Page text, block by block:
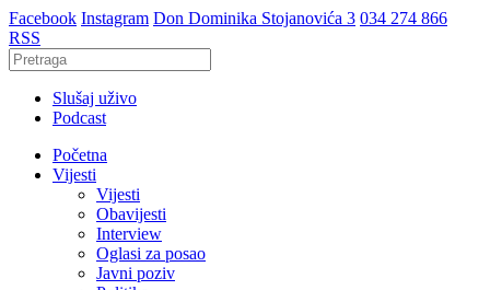
Facebook Instagram Don Dominika Stojanovića 3 034 274 866
RSS
Slušaj uživo
Podcast
Početna
Vijesti
Vijesti
Obavijesti
Interview
Oglasi za posao
Javni poziv